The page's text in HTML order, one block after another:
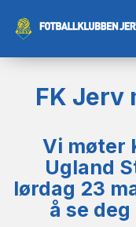
FK Jerv
Vi møter
Ugland
lørdag 23
å se